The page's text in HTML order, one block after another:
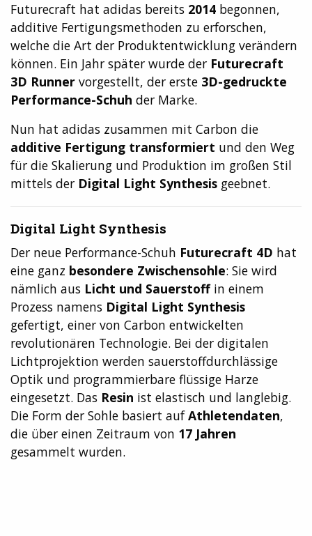
Futurecraft hat adidas bereits 2014 begonnen,
additive Fertigungsmethoden zu erforschen,
welche die Art der Produktentwicklung verändern
können. Ein Jahr später wurde der Futurecraft
3D Runner vorgestellt, der erste 3D-gedruckte
Performance-Schuh der Marke.
Nun hat adidas zusammen mit Carbon die
additive Fertigung transformiert und den Weg
für die Skalierung und Produktion im großen Stil
mittels der Digital Light Synthesis geebnet.
Digital Light Synthesis
Der neue Performance-Schuh Futurecraft 4D hat
eine ganz besondere Zwischensohle: Sie wird
nämlich aus Licht und Sauerstoffin einem
Prozess namens Digital Light Synthesis
gefertigt, einer von Carbon entwickelten
revolutionären Technologie. Bei der digitalen
Lichtprojektion werden sauerstoffdurchlässige
Optik und programmierbare flüssige Harze
eingesetzt. Das Resin ist elastisch und langlebig.
Die Form der Sohle basiert aufAthletendaten,
die über einen Zeitraum von 17 Jahren
gesammelt wurden.